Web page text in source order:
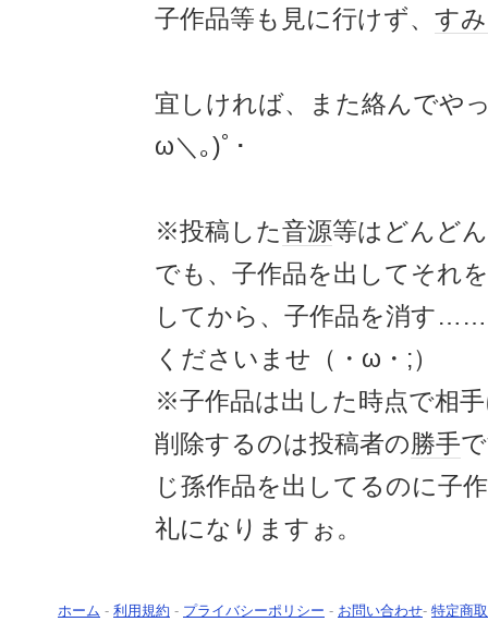
子作品等も見に行けず、 す
宜しければ、また絡んでや
ω＼｡)ﾟ･
※投稿した音源等はどんど
でも、子作品を出してそれを
してから、子作品を消す
くださいませ（・ω・;）
※子作品は出した時点で相
削除するのは投稿者の勝手
じ孫作品を出してるのに子
礼になりますぉ。
ホーム - 利用規約 - プライバシーポリシー - お問い合わせ- 特定商